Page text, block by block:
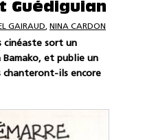
Guédiguian
GAIRAUD, NINA CARDON
cinéaste sort un
et publie un
chanteront-ils encore